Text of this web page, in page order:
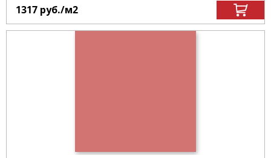
1317 руб./м2